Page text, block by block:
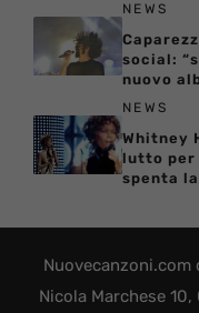
NEWS
social:
nuovo
NEWS
Whitney
lutto per
spenta
Nuovecanzoni.com
Nicola Marchese